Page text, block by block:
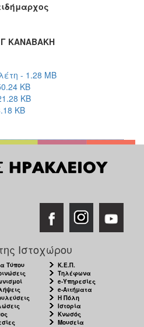
Γ ΚΑΝΑΒΑΚΗ
- 1.28 MB
KB
KB
KB
Ιστοχώρου
Τύπου
Κ.Ε.Π.
Τηλέφωνα
e-Υπηρεσίες
e-Αιτήματα
Η Πόλη
Ιστορία
Κνωσός
Μουσεία